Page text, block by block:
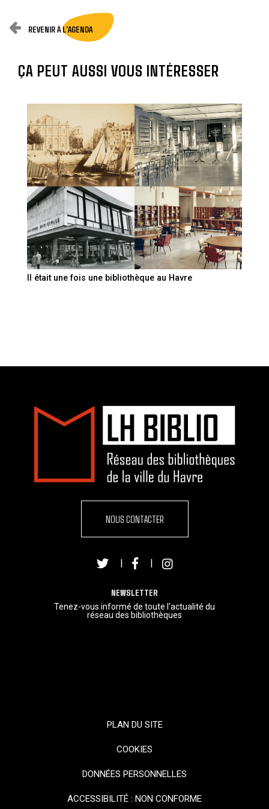
REVENIR À L'AGENDA
ÇA PEUT AUSSI VOUS INTÉRESSER
Il était une fois une bibliothèque au Havre
NOUS CONTACTER
| |
NEWSLETTER
Tenez-vous informé de toute l'actualité du
réseau des bibliothèques
PLAN DU SITE
COOKIES
DONNÉES PERSONNELLES
ACCESSIBILITÉ : NON CONFORME